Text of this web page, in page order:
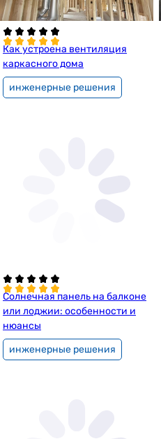
Как устроена вентиляция
каркасного дома
инженерные решения
Солнечная панель на балконе
или лоджии: особенности и
нюансы
инженерные решения